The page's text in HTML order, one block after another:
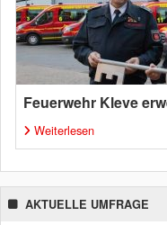
Feuerwehr Kleve
Weiterlesen
AKTUELLE UMFRAGE